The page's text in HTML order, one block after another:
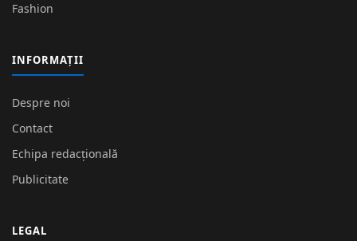
Fashion
INFORMAȚII
Despre noi
Contact
Echipa redacțională
Publicitate
LEGAL